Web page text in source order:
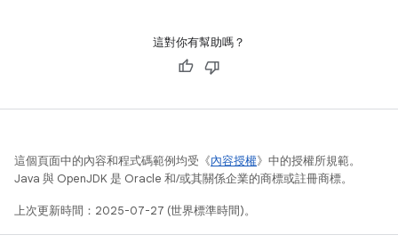
這對你有幫助嗎？
這個頁面中的內容和程式碼範例均受《內容授權》中的授權所規範。
Java 與 OpenJDK 是 Oracle 和/或其關係企業的商標或註冊商標。
上次更新時間：2025-07-27 (世界標準時間)。